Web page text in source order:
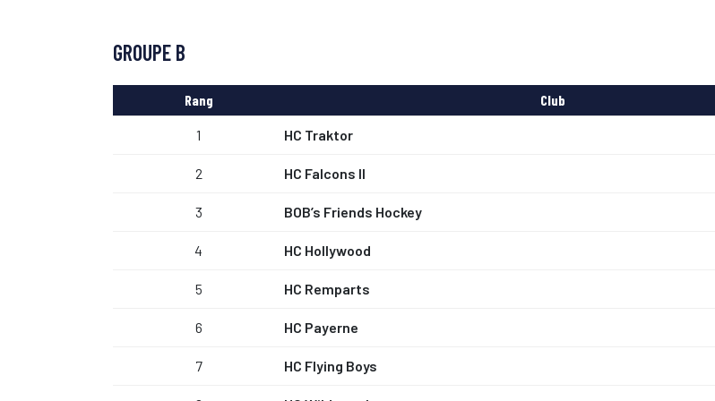
GROUPE B
Rang Club
1 HC Traktor
2 HC Falcons II
3 BOB’s Friends Hockey
4 HC Hollywood
5 HC Remparts
6 HC Payerne
7 HC Flying Boys